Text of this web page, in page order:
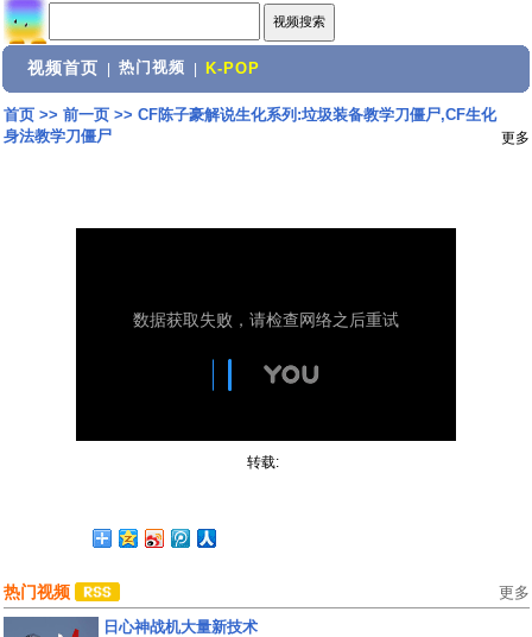
视频首页 热门视频 K-POP
首页>> 前一页>> CF陈子豪解说生化系列:垃圾装备教学刀僵尸,CF生化
身法教学刀僵尸
更多
转载:
热门视频 更多
日心神战机大量新技术